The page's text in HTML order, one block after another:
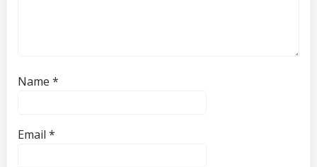
Name *
Email *